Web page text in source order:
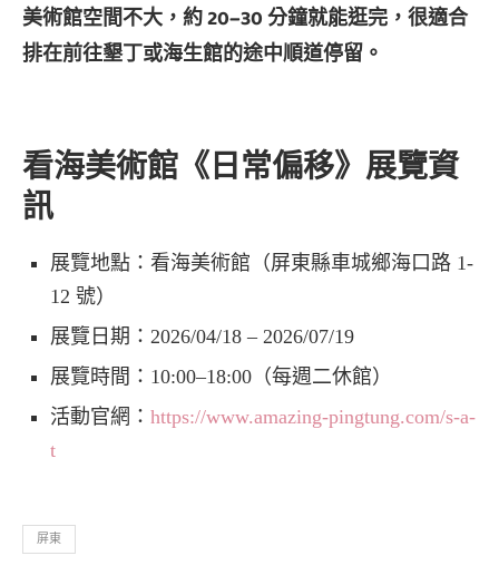
美術館空間不大，約 20–30 分鐘就能逛完，很適合
排在前往墾丁或海生館的途中順道停留。
看海美術館《日常偏移》展覽資
訊
展覽地點：看海美術館（屏東縣車城鄉海口路 1-
12 號）
展覽日期：2026/04/18 – 2026/07/19
展覽時間：10:00–18:00（每週二休館）
活動官網： https://www.amazing-pingtung.com/s-a-
t
屏東